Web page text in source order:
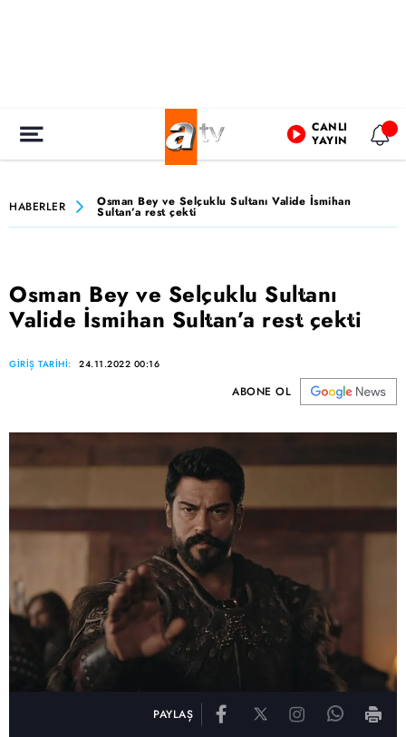
CANLI
YAYIN
HABERLER Osman Bey ve Selçuklu Sultanı Valide İsmihan
Sultan’a rest çekti
Osman Bey ve Selçuklu Sultanı
Valide İsmihan Sultan’a rest çekti
GİRİŞ TARİHİ: 24.11.2022 00:16
ABONE OL
PAYLAŞ